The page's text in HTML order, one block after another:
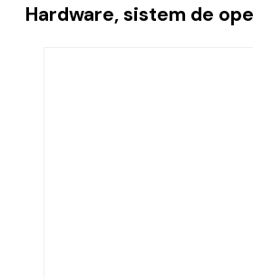
Hardware, sistem de